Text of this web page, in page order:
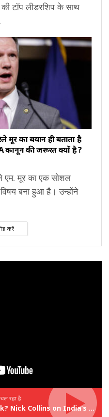
टॉप लीडरशिप के साथ
मूर का बयान ही बताता है
कानून की जरूरत क्यों है ?
एम. मूर का एक सोशल
विषय बना हुआ है। उन्होंने
करें
रहा है
Rigvedic Names in Denmark? Nick Collins on India’s Forgotten Links With Europe